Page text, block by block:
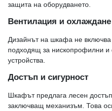
защита на оборудването.
Вентилация и охлаждане
Дизайнът на шкафа не включва
подходящ за нископрофилни и
устройства.
Достъп и сигурност
Шкафът предлага лесен
заключващ механизъм. Това